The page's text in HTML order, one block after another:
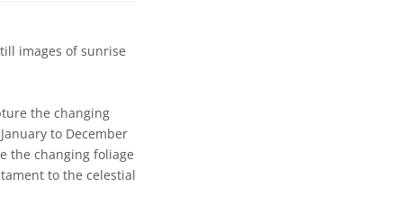
images of sunrise
the changing
to December
the changing foliage
to the celestial